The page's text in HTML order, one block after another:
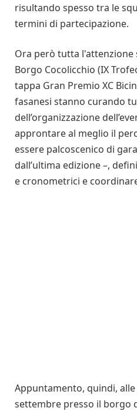
risultando spesso tra le
termini di partecipazione.
Ora però tutta l'attenzione
Borgo Cocolicchio (IX
tappa Gran Premio XC
fasanesi stanno curando
dell’organizzazione
approntare al meglio il
essere palcoscenico di
dall’ultima edizione –,
e cronometrici e
Appuntamento, quindi,
settembre presso il borgo